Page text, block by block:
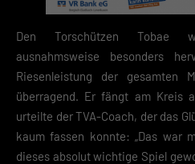
Den Torschützen Tobae
ausnahmsweise besonders
Riesenleistung der gesamten
überragend. Er fängt am Kreis
urteilte der TVA-Coach, der das
kaum fassen konnte: „Das war
dieses absolut wichtige Spiel